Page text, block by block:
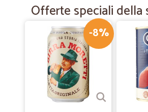
Offerte speciali della
-8%